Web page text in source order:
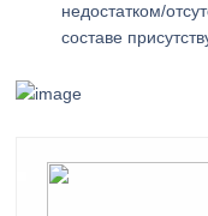
недостатком/
составе